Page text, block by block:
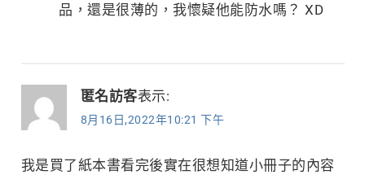
品，還是很薄的，我懷疑他能防水嗎？ XD
匿名訪客表示:
8月16日,2022年10:21 下午
我是買了紙本書看完後實在很想知道小冊子的內容